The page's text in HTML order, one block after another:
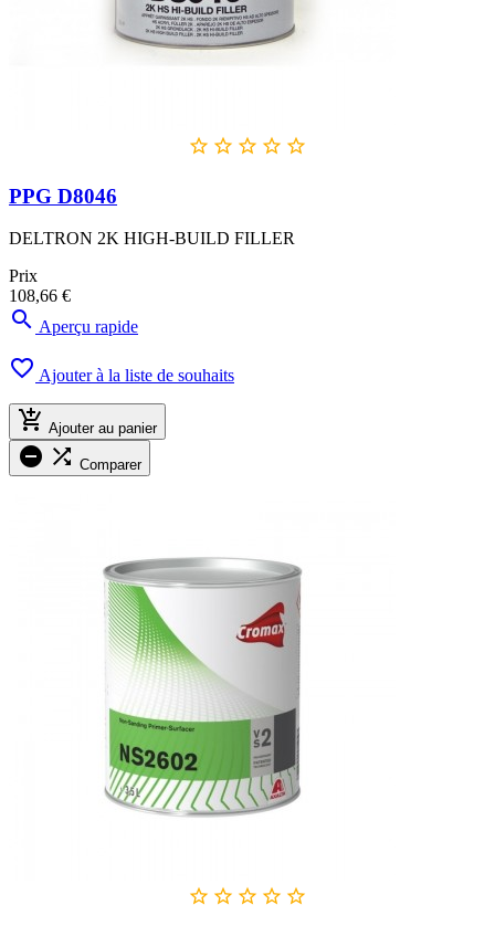
    
PPG D8046
DELTRON 2K HIGH-BUILD FILLER
Prix
108,66 €
 Aperçu rapide
 Ajouter à la liste de souhaits
 Ajouter au panier
  Comparer
    